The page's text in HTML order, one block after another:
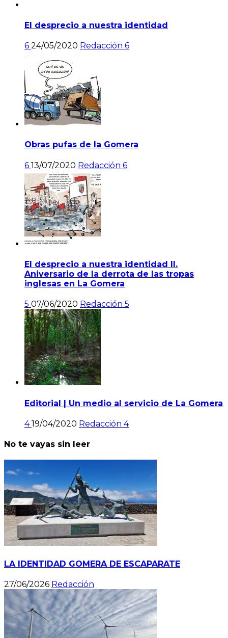
El desprecio a nuestra identidad
6 24/05/2020 Redacción 6
Obras pufas de la Gomera
6 13/07/2020 Redacción 6
El desprecio a nuestra identidad II.
Aniversario de la derrota de las tropas
inglesas en La Gomera
5 07/06/2020 Redacción 5
Editorial | Un medio al servicio de La Gomera
419/04/2020 Redacción 4
No te vayas sin leer
LA IDENTIDAD GOMERA DE ESCAPARATE
27/06/2026 Redacción